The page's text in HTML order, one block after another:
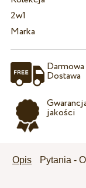
2w1
Marka
Darmowa
Dostawa
jakości
Opis Pytania -